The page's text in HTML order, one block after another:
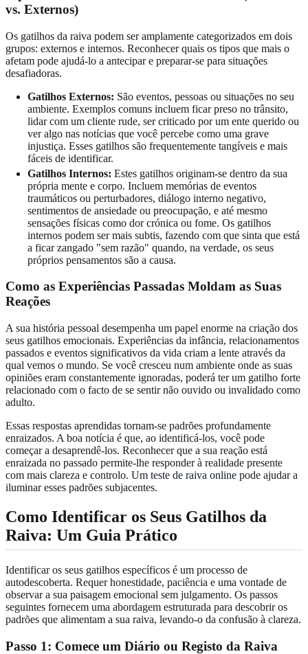
vs. Externos)
Os gatilhos da raiva podem ser amplamente categorizados em dois
grupos: externos e internos. Reconhecer quais os tipos que mais o
afetam pode ajudá-lo a antecipar e preparar-se para situações
desafiadoras.
Gatilhos Externos: São eventos, pessoas ou situações no seu
ambiente. Exemplos comuns incluem ficar preso no trânsito,
lidar com um cliente rude, ser criticado por um ente querido ou
ver algo nas notícias que você percebe como uma grave
injustiça. Esses gatilhos são frequentemente tangíveis e mais
fáceis de identificar.
Gatilhos Internos: Estes gatilhos originam-se dentro da sua
própria mente e corpo. Incluem memórias de eventos
traumáticos ou perturbadores, diálogo interno negativo,
sentimentos de ansiedade ou preocupação, e até mesmo
sensações físicas como dor crónica ou fome. Os gatilhos
internos podem ser mais subtis, fazendo com que sinta que está
a ficar zangado "sem razão" quando, na verdade, os seus
próprios pensamentos são a causa.
Como as Experiências Passadas Moldam as Suas
Reações
A sua história pessoal desempenha um papel enorme na criação dos
seus gatilhos emocionais. Experiências da infância, relacionamentos
passados e eventos significativos da vida criam a lente através da
qual vemos o mundo. Se você cresceu num ambiente onde as suas
opiniões eram constantemente ignoradas, poderá ter um gatilho forte
relacionado com o facto de se sentir não ouvido ou invalidado como
adulto.
Essas respostas aprendidas tornam-se padrões profundamente
enraizados. A boa notícia é que, ao identificá-los, você pode
começar a desaprendê-los. Reconhecer que a sua reação está
enraizada no passado permite-lhe responder à realidade presente
com mais clareza e controlo. Um teste de raiva online pode ajudar a
iluminar esses padrões subjacentes.
Como Identificar os Seus Gatilhos da
Raiva: Um Guia Prático
Identificar os seus gatilhos específicos é um processo de
autodescoberta. Requer honestidade, paciência e uma vontade de
observar a sua paisagem emocional sem julgamento. Os passos
seguintes fornecem uma abordagem estruturada para descobrir os
padrões que alimentam a sua raiva, levando-o da confusão à clareza.
Passo 1: Comece um Diário ou Registo da Raiva